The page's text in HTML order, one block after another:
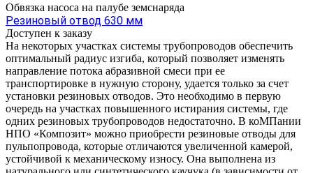
Обвязка насоса на палубе земснаряда
Резиновый отвод 630 мм
Доступен к заказу
На некоторых участках системы трубопроводов обеспечить
оптимальный радиус изгиба, который позволяет изменять
направление потока абразивной смеси при ее
транспортировке в нужную сторону, удается только за счет
установки резиновых отводов. Это необходимо в первую
очередь на участках повышенного истирания системы, где
одних резиновых трубопроводов недостаточно. В коМПании
НПО «Композит» можно приобрести резиновые отводы для
пульпопровода, которые отличаются увеличенной камерой,
устойчивой к механическому износу. Она выполнена из